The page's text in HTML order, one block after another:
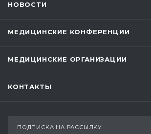
НОВОСТИ
МЕДИЦИНСКИЕ КОНФЕРЕНЦИИ
МЕДИЦИНСКИЕ ОРГАНИЗАЦИИ
КОНТАКТЫ
ПОДПИСКА НА РАССЫЛКУ